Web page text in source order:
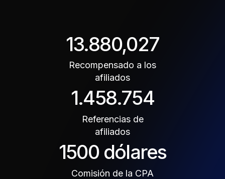
13.880,027
Recompensado a los
afiliados
1.458.754
Referencias de
afiliados
1500 dólares
Comisión de la CPA